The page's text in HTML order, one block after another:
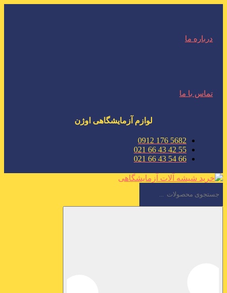
درباره ما
تماس با ما
لوازم آزمایشگاهی اوژن
5682 176 0912
55 42 43 66 021
66 54 43 66 021